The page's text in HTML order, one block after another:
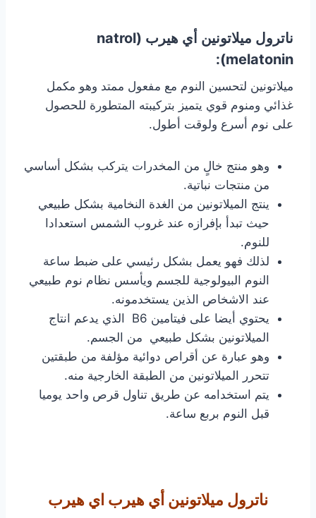
ناترول ميلاتونين أي هيرب (natrol
melatonin):
ميلاتونين لتحسين النوم مع مفعول ممتد وهو مكمل
غذائي ومنوم قوي يتميز بتركيبته المتطورة للحصول
على نوم أسرع ولوقت أطول.
وهو منتج خالٍ من المخدرات يتركب بشكل أساسي
من منتجات نباتية.
ينتج الميلاتونين من الغدة النخامية بشكل طبيعي
حيث تبدأ بإفرازه عند غروب الشمس استعدادا
للنوم.
لذلك فهو يعمل بشكل رئيسي على ضبط ساعة
النوم البيولوجية للجسم ويأسس نظام نوم طبيعي
عند الاشخاص الذين يستخدمونه.
يحتوي أيضا على فيتامين B6 الذي يدعم انتاج
الميلاتونين بشكل طبيعي من الجسم.
وهو عبارة عن أقراص دوائية مؤلفة من طبقتين
تتحرر الميلاتونين من الطبقة الخارجية منه.
يتم استخدامه عن طريق تناول قرص واحد يوميا
قبل النوم بربع ساعة.
ناترول ميلاتونين أي هيرب اي هيرب